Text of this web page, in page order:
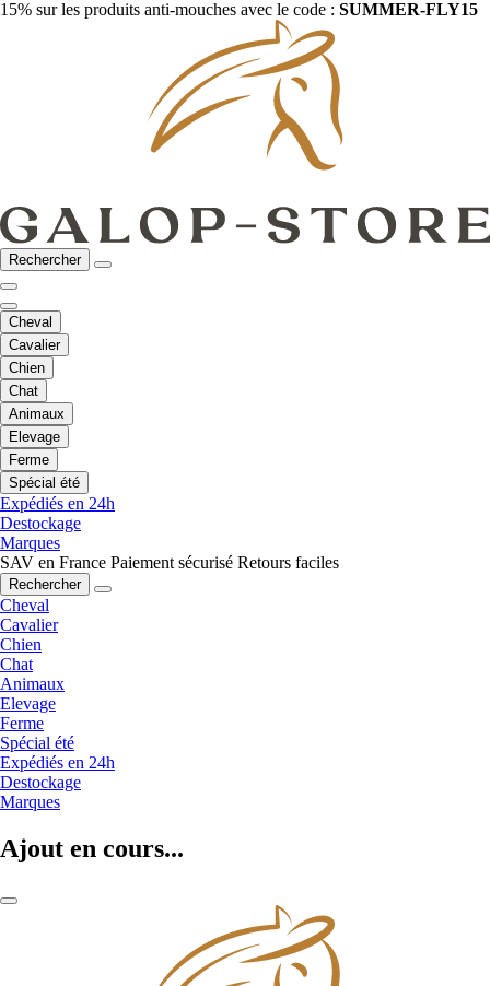
15% sur les produits anti-mouches avec le code : SUMMER-FLY15
Rechercher
Cheval
Cavalier
Chien
Chat
Animaux
Elevage
Ferme
Spécial été
Expédiés en 24h
Destockage
Marques
SAV en France Paiement sécurisé Retours faciles
Rechercher
Cheval
Cavalier
Chien
Chat
Animaux
Elevage
Ferme
Spécial été
Expédiés en 24h
Destockage
Marques
Ajout en cours...